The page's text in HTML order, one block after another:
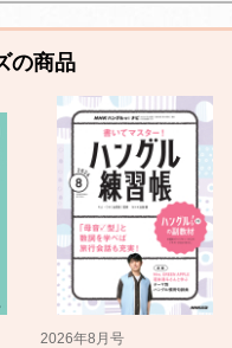
の商品
2026年8月号